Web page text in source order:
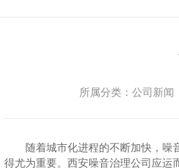
所属分类：公司新
随着城市化进程的不断加快，噪
得尤为重要。西安噪音治理公司应运